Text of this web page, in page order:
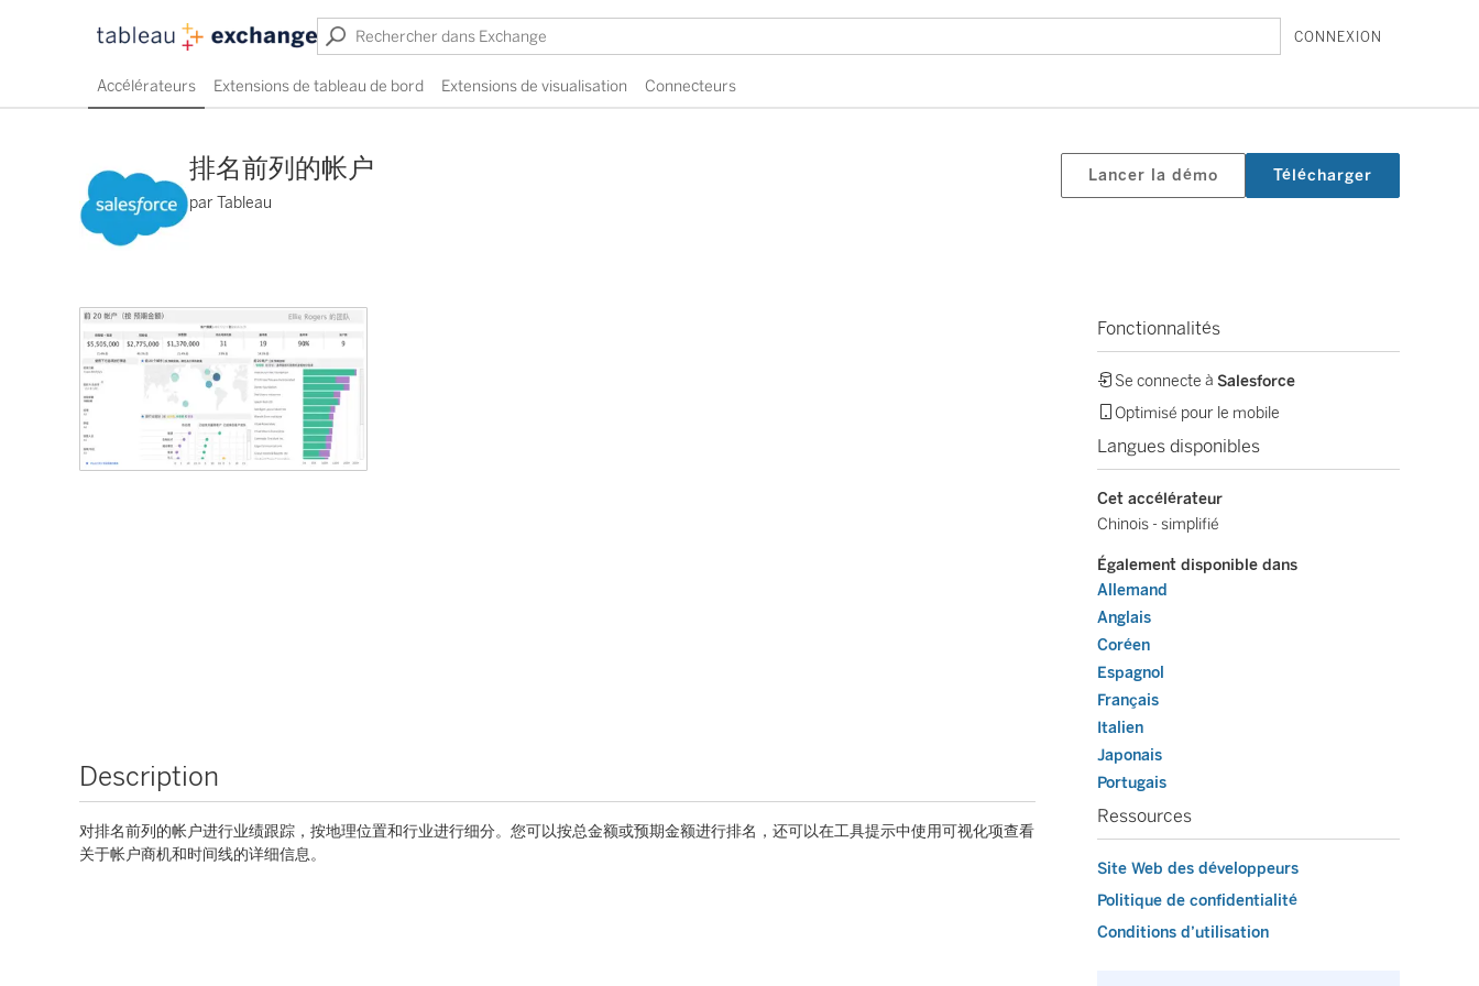
CONNEXION
Accélérateurs Extensions de tableau de bord Extensions de visualisation Connecteurs
排名前列的帐户
par Tableau
Lancer la démo Télécharger
Description
对排名前列的帐户进行业绩跟踪，按地理位置和行业进行细分。您可以按总金额或预期金额进行排名，还可以在工具提示中使用可视化项查看
关于帐户商机和时间线的详细信息。
Fonctionnalités
Se connecte à Salesforce
Optimisé pour le mobile
Langues disponibles
Cet accélérateur
Chinois - simplifié
Également disponible dans
Allemand
Anglais
Coréen
Espagnol
Français
Italien
Japonais
Portugais
Ressources
Site Web des développeurs
Politique de confidentialité
Conditions d’utilisation